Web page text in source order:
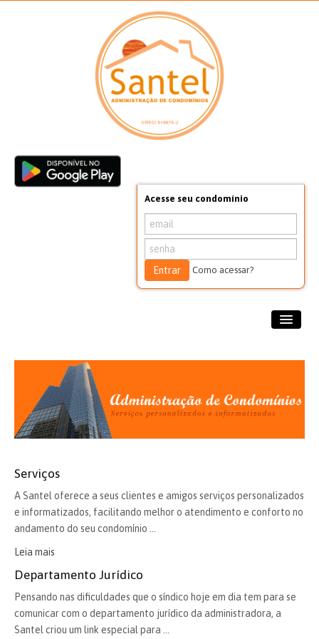
Acesse seu condomínio
Entrar Como acessar?
Dpto. Jurídico
Economia
Serviços
Contato
Serviços
A Santel oferece a seus clientes e amigos serviços personalizados
e informatizados, facilitando melhor o atendimento e conforto no
andamento do seu condomínio ...
Leia mais
Departamento Jurídico
Pensando nas dificuldades que o síndico hoje em dia tem para se
comunicar com o departamento jurídico da administradora, a
Santel criou um link especial para ...